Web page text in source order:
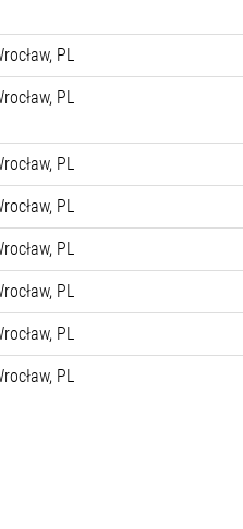
PL
PL
PL
PL
PL
PL
PL
PL